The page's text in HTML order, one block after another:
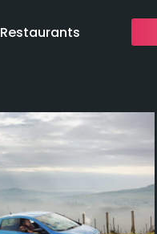
Restaurants